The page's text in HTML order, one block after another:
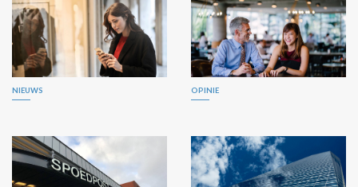
NIEUWS OPINIE